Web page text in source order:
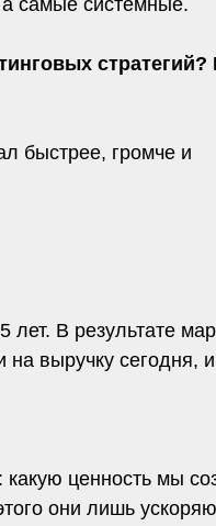
а самые системные.
стратегий?
быстрее, громче и
В результате
на выручку сегодня,
какую ценность мы
они лишь